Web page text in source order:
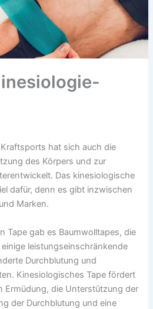
hat sich auch die
des Körpers und zur
Das kinesiologische
dafür, denn es gibt inzwischen
Marken.
Tape gab es Baumwolltapes, die
leistungseinschränkende
Durchblutung und
Kinesiologisches Tape fördert
Ermüdung, die Unterstützung der
der Durchblutung und eine